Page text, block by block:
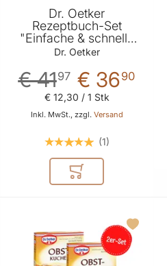
Dr. Oetker
Rezeptbuch-Set
"Einfache & schnelle
Sommerrezepte" 3er-
Dr. Oetker
€ 3690
€ 4197
Inkl. MwSt., zzgl. Versand
€ 12,30 / 1 Stk
1
In den Warenkorb